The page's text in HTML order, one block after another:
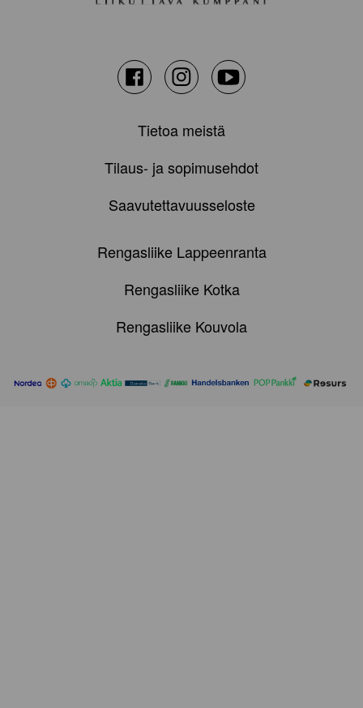
FacebookInstagramYoutube
Tietoa meistä
Tilaus- ja sopimusehdot
Saavutettavuusseloste
Rengasliike Lappeenranta
Rengasliike Kotka
Rengasliike Kouvola